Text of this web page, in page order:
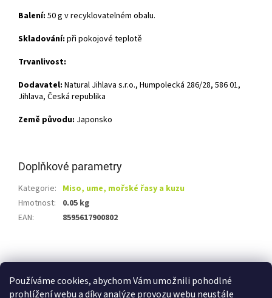
Používáme cookies, abychom Vám umožnili pohodlné
prohlížení webu a díky analýze provozu webu neustále
Balení: 50 g v recyklovatelném obalu.
Skladování: při pokojové teplotě
Trvanlivost:
Dodavatel: Natural Jihlava s.r.o., Humpolecká 286/28, 586 01,
Jihlava, Česká republika
Země původu: Japonsko
Doplňkové parametry
Kategorie: Miso, ume, mořské řasy a kuzu
Hmotnost:
0.05 kg
EAN: 8595617900802
á